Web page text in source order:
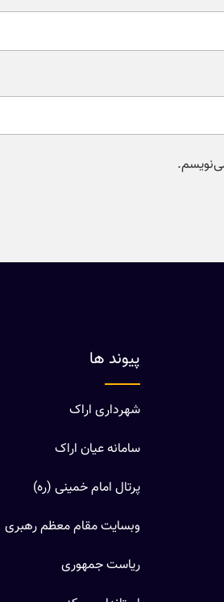
پیوند ها
شهرداری اراک
سامانه عیان اراک
پرتال امام خمینی (ره)
وبسایت مقام معظم رهبری
ریاست جمهوری